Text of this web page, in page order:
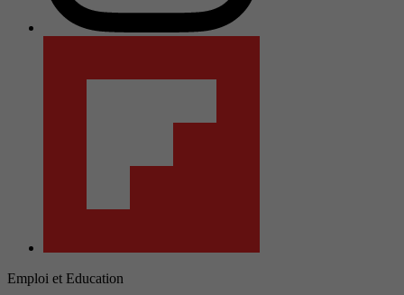
Emploi et Education